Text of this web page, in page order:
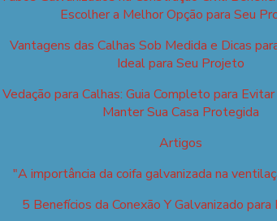
Escolher a Melhor Opção para Seu
Vantagens das Calhas Sob Medida e Dicas
Ideal para Seu Projeto
Vedação para Calhas: Guia Completo para
Manter Sua Casa Protegida
Artigos
"A importância da coifa galvanizada na
5 Benefícios da Conexão Y Galvanizado